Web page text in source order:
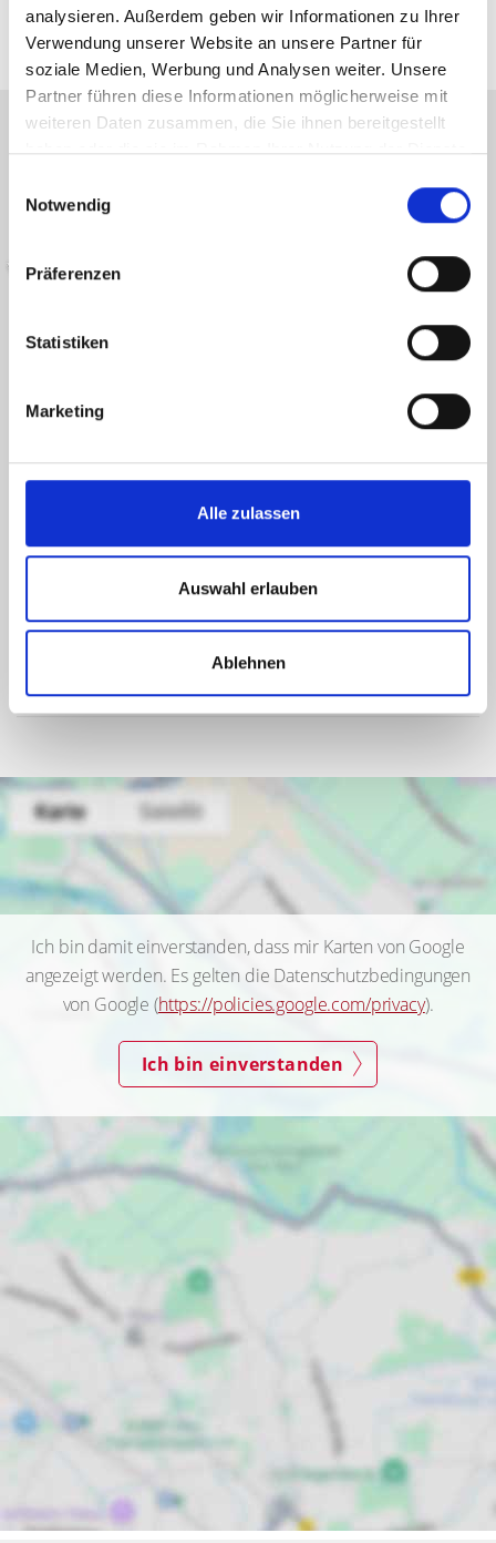
analysieren. Außerdem geben wir Informationen zu Ihrer
Verwendung unserer Website an unsere Partner für
soziale Medien, Werbung und Analysen weiter. Unsere
Partner führen diese Informationen möglicherweise mit
weiteren Daten zusammen, die Sie ihnen bereitgestellt
haben oder die sie im Rahmen Ihrer Nutzung der Dienste
Notwendig
Präferenzen
Statistiken
Marketing
Alle zulassen
Auswahl erlauben
Ablehnen
Wesentlicher Energieträger
Energieausweis gültig bis
2036-05-10
Energieausweis Jahrgang
ab dem 1.5.2014
Energieausweis Werteklasse
A+
Energieausweis Gebäudeart
Wohngebäude
Ich bin damit einverstanden, dass mir Karten von Google
angezeigt werden. Es gelten die Datenschutzbedingungen
von Google (https://policies.google.com/privacy).
Ich bin einverstanden